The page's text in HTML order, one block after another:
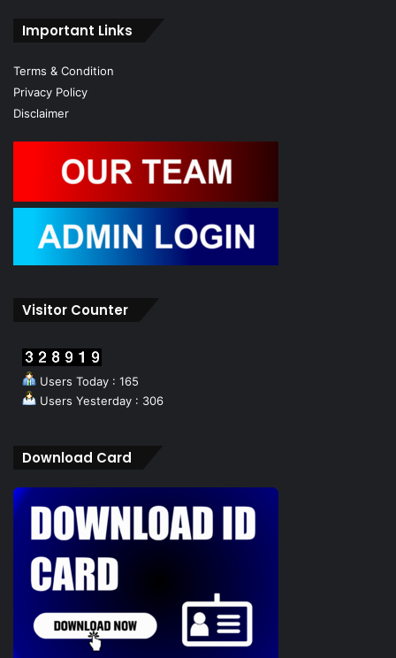
Important Links
Terms & Condition
Privacy Policy
Disclaimer
Visitor Counter
Users Today : 165
Users Yesterday : 306
Download Card